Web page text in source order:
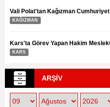
Vali Polat'tan Kağızman
KAĞIZMAN
Kars'ta Görev Yapan Hakim
KARS
ARŞİV